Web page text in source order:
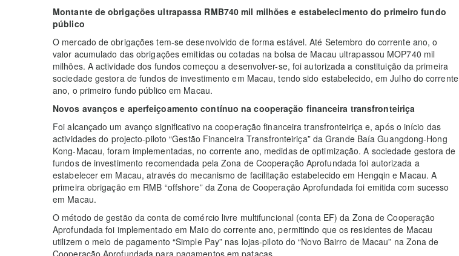
Montante de obrigações ultrapassa RMB740 mil milhões e estabelecimento do primeiro fundo
público
O mercado de obrigações tem-se desenvolvido de forma estável. Até Setembro do corrente ano, o
valor acumulado das obrigações emitidas ou cotadas na bolsa de Macau ultrapassou MOP740 mil
milhões. A actividade dos fundos começou a desenvolver-se, foi autorizada a constituição da primeira
sociedade gestora de fundos de investimento em Macau, tendo sido estabelecido, em Julho do corrente
ano, o primeiro fundo público em Macau.
Novos avanços e aperfeiçoamento contínuo na cooperação financeira transfronteiriça
Foi alcançado um avanço significativo na cooperação financeira transfronteiriça e, após o início das
actividades do projecto-piloto “Gestão Financeira Transfronteiriça” da Grande Baía Guangdong-Hong
Kong-Macau, foram implementadas, no corrente ano, medidas de optimização. A sociedade gestora de
fundos de investimento recomendada pela Zona de Cooperação Aprofundada foi autorizada a
estabelecer em Macau, através do mecanismo de facilitação estabelecido em Hengqin e Macau. A
primeira obrigação em RMB “offshore” da Zona de Cooperação Aprofundada foi emitida com sucesso
em Macau.
O método de gestão da conta de comércio livre multifuncional (conta EF) da Zona de Cooperação
Aprofundada foi implementado em Maio do corrente ano, permitindo que os residentes de Macau
utilizem o meio de pagamento “Simple Pay” nas lojas-piloto do “Novo Bairro de Macau” na Zona de
Cooperação Aprofundada para pagamentos em patacas.